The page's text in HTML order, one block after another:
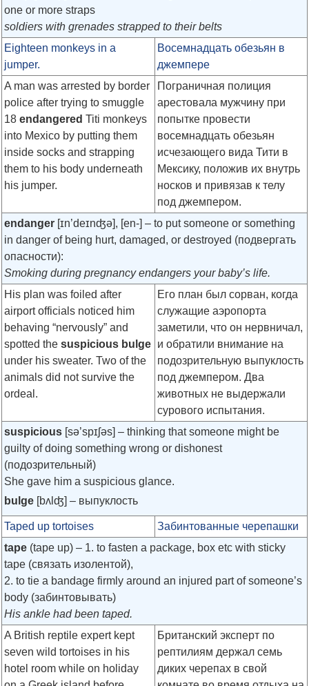
one or more straps
soldiers with grenades strapped to their belts
Eighteen monkeys in a
jumper.
Восемнадцать обезьян в
джемпере
A man was arrested by border
police after trying to smuggle
18 endangered Titi monkeys
into Mexico by putting them
inside socks and strapping
them to his body underneath
his jumper.
Пограничная полиция
арестовала мужчину при
попытке провести
восемнадцать обезьян
исчезающего вида Тити в
Мексику, положив их внутрь
носков и привязав к телу
под джемпером.
endanger [ɪn’deɪnʤə], [en-] – to put someone or something
in danger of being hurt, damaged, or destroyed (подвергать
опасности):
Smoking during pregnancy endangers your baby’s life.
His plan was foiled after
airport officials noticed him
behaving “nervously” and
spotted the suspicious bulge
under his sweater. Two of the
animals did not survive the
ordeal.
Его план был сорван, когда
служащие аэропорта
заметили, что он нервничал,
и обратили внимание на
подозрительную выпуклость
под джемпером. Два
животных не выдержали
сурового испытания.
suspicious [sə’spɪʃəs] – thinking that someone might be
guilty of doing something wrong or dishonest
(подозрительный)
She gave him a suspicious glance.
bulge [bʌlʤ] – выпуклость
Taped up tortoises
Забинтованные черепашки
tape (tape up) – 1. to fasten a package, box etc with sticky
tape (связать изолентой),
2. to tie a bandage firmly around an injured part of someone’s
body (забинтовывать)
His ankle had been taped.
A British reptile expert kept
seven wild tortoises in his
hotel room while on holiday
Британский эксперт по
рептилиям держал семь
диких черепах в свой